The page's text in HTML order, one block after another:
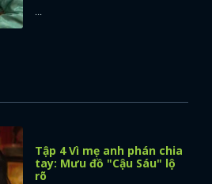
...
Tập 4 Vì mẹ anh phán chia
tay: Mưu đồ "Cậu Sáu" lộ
rõ